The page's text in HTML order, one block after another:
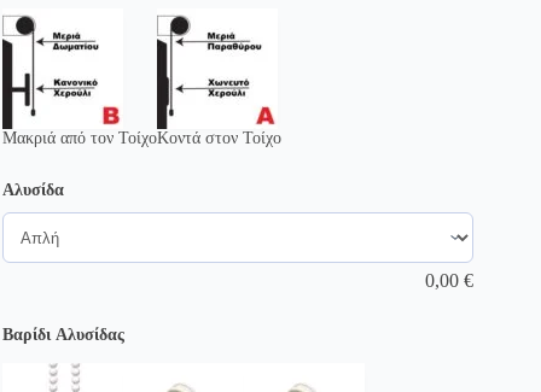
Μακριά από τον ΤοίχοΚοντά στον Τοίχο
Αλυσίδα
0,00€
Βαρίδι Αλυσίδας